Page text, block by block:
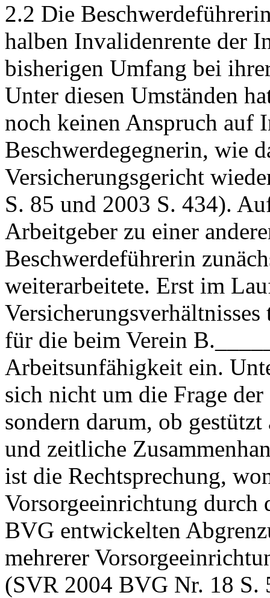
2.2 Die
halben Invalidenrente der
bisherigen Umfang bei
Unter diesen Umständen
noch keinen Anspruch auf
Beschwerdegegnerin, wie
Versicherungsgericht
S. 85 und 2003 S. 434).
Arbeitgeber zu einer
Beschwerdeführerin
weiterarbeitete. Erst im
für die beim Verein
Arbeitsunfähigkeit ein.
sich nicht um die Frage
sondern darum, ob
und zeitliche
ist die Rechtsprechung,
Vorsorgeeinrichtung durch
BVG entwickelten
mehrerer
(SVR 2004 BVG Nr. 18 S.